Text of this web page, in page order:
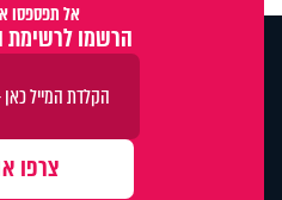
אל תפספסו
הרשמו לרשימת